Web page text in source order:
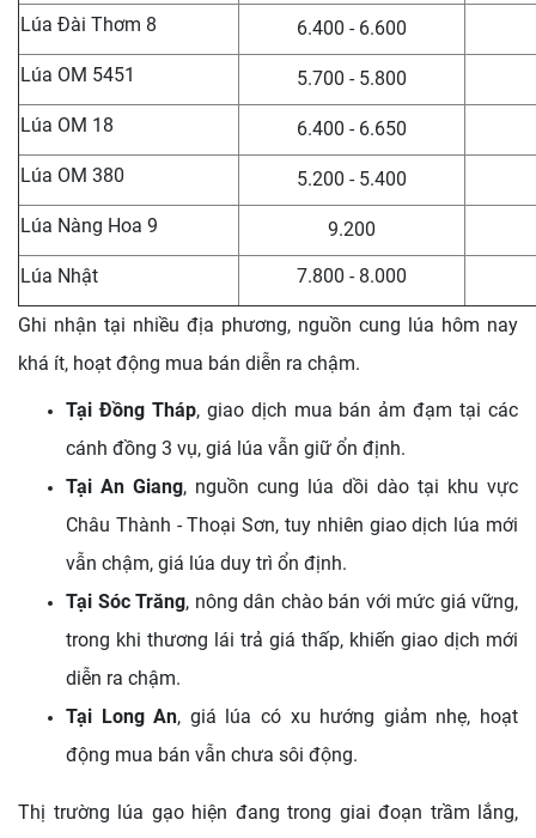
Lúa Đài Thơm 8 6.400 - 6.600
Lúa OM 5451 5.700 - 5.800
Lúa OM 18 6.400 - 6.650
Lúa OM 380 5.200 - 5.400
Lúa Nàng Hoa 9 9.200
Lúa Nhật 7.800 - 8.000
Ghi nhận tại nhiều địa phương, nguồn cung lúa hôm nay
khá ít, hoạt động mua bán diễn ra chậm.
Tại Đồng Tháp, giao dịch mua bán ảm đạm tại các
cánh đồng 3 vụ, giá lúa vẫn giữ ổn định.
Tại An Giang, nguồn cung lúa dồi dào tại khu vực
Châu Thành - Thoại Sơn, tuy nhiên giao dịch lúa mới
vẫn chậm, giá lúa duy trì ổn định.
Tại Sóc Trăng, nông dân chào bán với mức giá vững,
trong khi thương lái trả giá thấp, khiến giao dịch mới
diễn ra chậm.
Tại Long An, giá lúa có xu hướng giảm nhẹ, hoạt
động mua bán vẫn chưa sôi động.
Thị trường lúa gạo hiện đang trong giai đoạn trầm lắng,